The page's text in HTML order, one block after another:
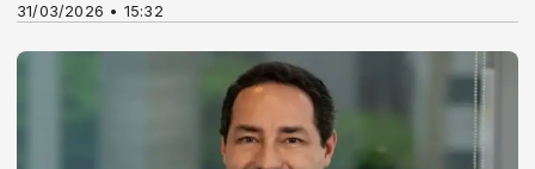
31/03/2026 • 15:32